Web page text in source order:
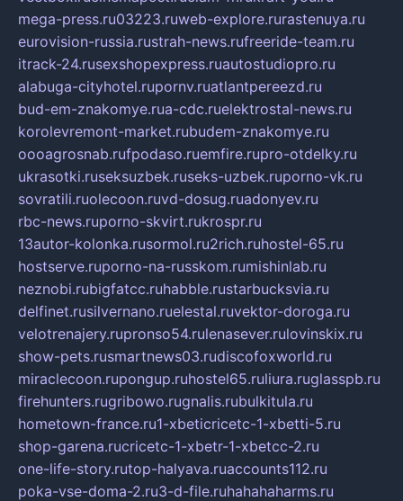
mega-press.ru03223.ruweb-explore.rurastenuya.ru
eurovision-russia.rustrah-news.rufreeride-team.ru
itrack-24.rusexshopexpress.ruautostudiopro.ru
alabuga-cityhotel.rupornv.ruatlantpereezd.ru
bud-em-znakomye.rua-cdc.ruelektrostal-news.ru
korolevremont-market.rubudem-znakomye.ru
oooagrosnab.rufpodaso.ruemfire.rupro-otdelky.ru
ukrasotki.ruseksuzbek.ruseks-uzbek.ruporno-vk.ru
sovratili.ruolecoon.ruvd-dosug.ruadonyev.ru
rbc-news.ruporno-skvirt.rukrospr.ru
13autor-kolonka.rusormol.ru2rich.ruhostel-65.ru
hostserve.ruporno-na-russkom.rumishinlab.ru
neznobi.rubigfatcc.ruhabble.rustarbucksvia.ru
delfinet.rusilvernano.ruelestal.ruvektor-doroga.ru
velotrenajery.rupronso54.rulenasever.rulovinskix.ru
show-pets.rusmartnews03.rudiscofoxworld.ru
miraclecoon.rupongup.ruhostel65.ruliura.ruglasspb.ru
firehunters.rugribowo.rugnalis.rubulkitula.ru
hometown-france.ru1-xbeticricetc-1-xbetti-5.ru
shop-garena.rucricetc-1-xbetr-1-xbetcc-2.ru
one-life-story.rutop-halyava.ruaccounts112.ru
poka-vse-doma-2.ru3-d-file.ruhahahaharms.ru